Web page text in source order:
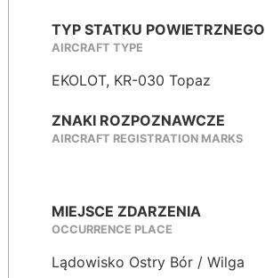
TYP STATKU POWIETRZNEGO
AIRCRAFT TYPE
EKOLOT, KR-030 Topaz
ZNAKI ROZPOZNAWCZE
AIRCRAFT REGISTRATION MARKS
MIEJSCE ZDARZENIA
OCCURRENCE PLACE
Lądowisko Ostry Bór / Wilga